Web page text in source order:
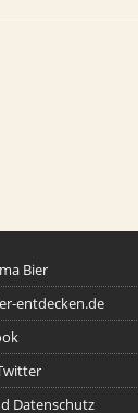
Bier
entdecken.de
Datenschutz